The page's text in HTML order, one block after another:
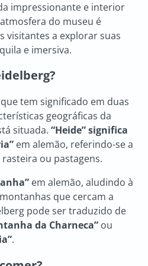
impressionante e interior
do museu é
visitantes a explorar suas
e imersiva.
tem significado em duas
geográficas da
situada.“Heide” significa
em alemão, referindo-se a
ou pastagens.
em alemão, aludindo à
que cercam a
pode ser traduzido de
da Charneca” ou
.